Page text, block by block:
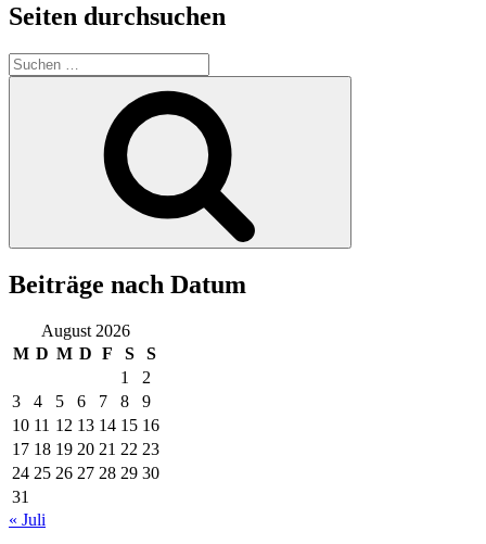
Seiten durchsuchen
Suchen
nach:
Beiträge nach Datum
August 2026
M D M D F S
S
1
2
3
4 5 6 7 8
9
10 11 12 13 14 15 16
17 18 19 20 21 22 23
24 25 26 27 28 29 30
31
« Juli